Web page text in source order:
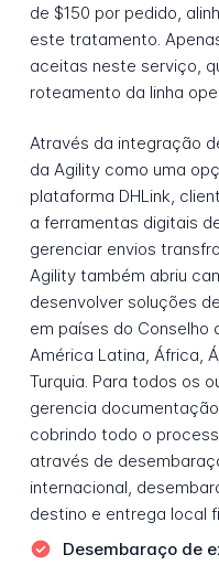
de $150 por pedido,
este tratamento.
aceitas neste serviço,
roteamento da linha
Através da integração
da Agility como uma
plataforma DHLink,
a ferramentas digitais
gerenciar envios
Agility também abriu
desenvolver soluções
em países do Conselho
América Latina, África,
Turquia. Para todos os
gerencia
cobrindo todo o
através de
internacional,
destino e entrega local
Desembaraço de